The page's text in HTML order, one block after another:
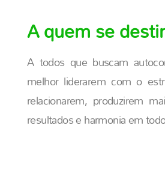
A quem se
A todos que buscam
melhor liderarem com o
relacionarem, produzirem
resultados e harmonia em